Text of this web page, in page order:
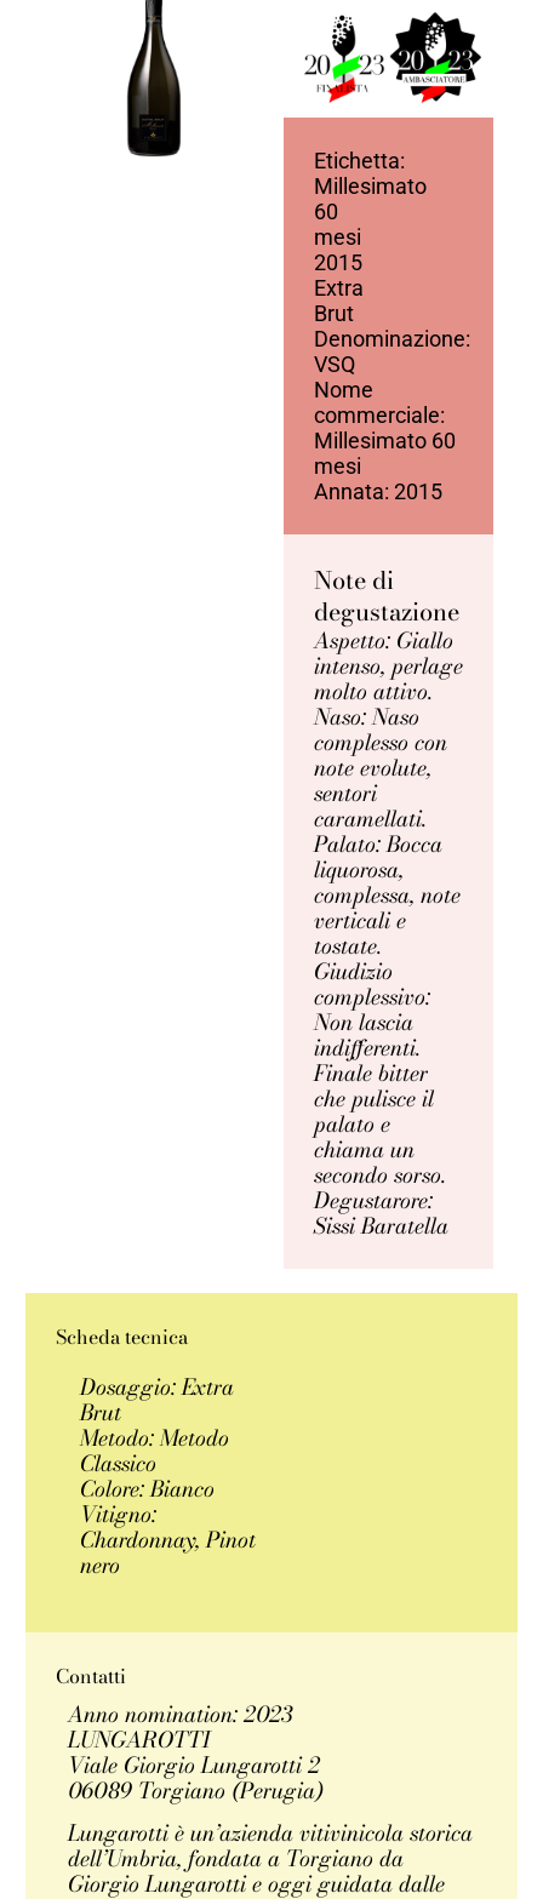
Etichetta:
Millesimato
60
mesi
2015
Extra
Brut
Denominazione:
VSQ
Nome
commerciale:
Millesimato 60
mesi
Annata: 2015
Note di
degustazione
Aspetto: Giallo
intenso, perlage
molto attivo.
Naso: Naso
complesso con
note evolute,
sentori
caramellati.
Palato: Bocca
liquorosa,
complessa, note
verticali e
tostate.
Giudizio
complessivo:
Non lascia
indifferenti.
Finale bitter
che pulisce il
palato e
chiama un
secondo sorso.
Degustarore:
Sissi Baratella
Scheda tecnica
Dosaggio: Extra
Brut
Metodo: Metodo
Classico
Colore: Bianco
Vitigno:
Chardonnay, Pinot
nero
Contatti
Anno nomination: 2023
LUNGAROTTI
Viale Giorgio Lungarotti 2
06089 Torgiano (Perugia)
Lungarotti è un’azienda vitivinicola storica
dell’Umbria, fondata a Torgiano da
Giorgio Lungarotti e oggi guidata dalle